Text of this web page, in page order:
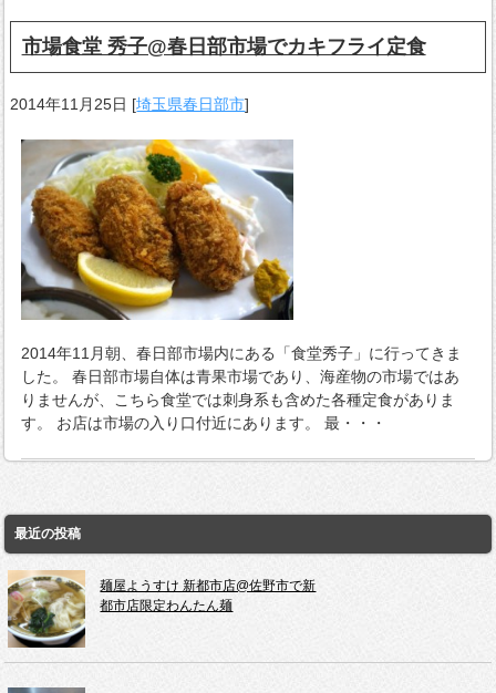
市場食堂 秀子@春日部市場でカキフライ定食
2014年11月25日 [埼玉県春日部市]
2014年11月朝、春日部市場内にある「食堂秀子」に行ってきま
した。 春日部市場自体は青果市場であり、海産物の市場ではあ
りませんが、こちら食堂では刺身系も含めた各種定食がありま
す。 お店は市場の入り口付近にあります。 最・・・
最近の投稿
麺屋ようすけ 新都市店@佐野市で新
都市店限定わんたん麺